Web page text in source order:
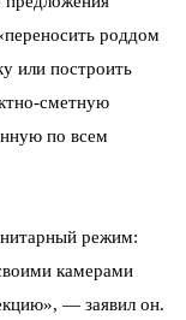
роддом
или построить
сметную
по всем
режим:
камерами
— заявил он.